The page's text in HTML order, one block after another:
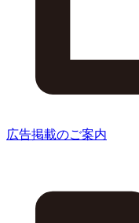
広告掲載のご案内